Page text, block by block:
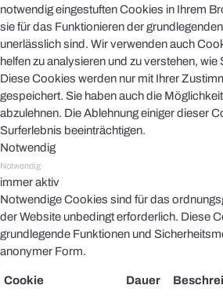
notwendig eingestuften Cookies in Ihrem
sie für das Funktionieren der
unerlässlich sind. Wir verwenden auch
helfen zu analysieren und zu verstehen, wie
Diese Cookies werden nur mit Ihrer
gespeichert. Sie haben auch die
abzulehnen. Die Ablehnung einiger dieser
Surferlebnis beeinträchtigen.
Notwendig
Notwendig
immer aktiv
Notwendige Cookies sind für das
der Website unbedingt erforderlich. Diese
grundlegende Funktionen und
anonymer Form.
Cookie Dauer